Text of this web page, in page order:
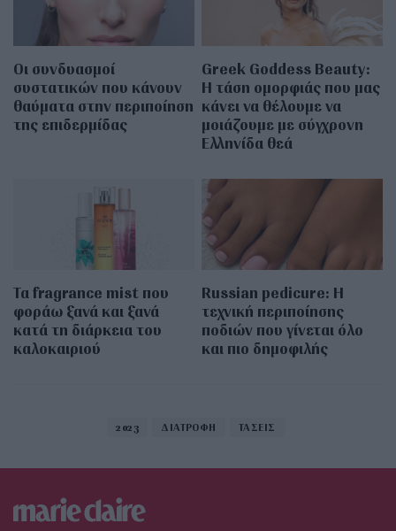
Οι συνδυασμοί
συστατικών που κάνουν
θαύματα στην περιποίηση
της επιδερμίδας
Greek Goddess Beauty:
Η τάση ομορφιάς που μας
κάνει να θέλουμε να
μοιάζουμε με σύγχρονη
Ελληνίδα θεά
Τα fragrance mist που
φοράω ξανά και ξανά
κατά τη διάρκεια του
καλοκαιριού
Russian pedicure: Η
τεχνική περιποίησης
ποδιών που γίνεται όλο
και πιο δημοφιλής
2023 ΔΙΑΤΡΟΦΗ ΤΑΣΕΙΣ